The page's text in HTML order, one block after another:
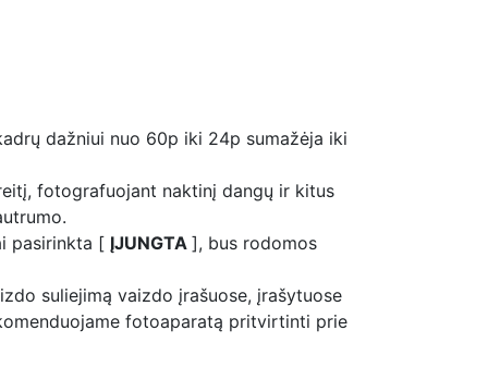
dažniui nuo 60p iki 24p sumažėja iki
fotografuojant naktinį dangų ir kitus
pasirinkta [ ĮJUNGTA ], bus rodomos
suliejimą vaizdo įrašuose, įrašytuose
fotoaparatą pritvirtinti prie